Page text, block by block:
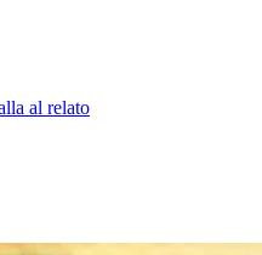
al relato